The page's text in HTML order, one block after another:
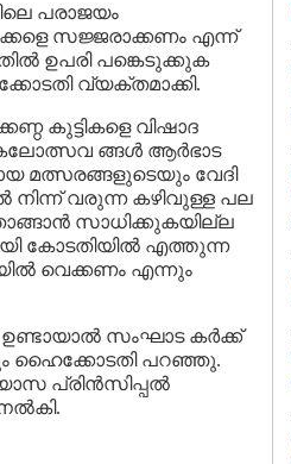
പരാജയം
സജ്ജരാക്കണം എന്ന്
ഉപരി പങ്കെടുക്കുക
വ്യക്തമാക്കി.
കുട്ടികളെ വിഷാദ
കലോത്സവ ങ്ങൾ ആർഭാട
മത്സരങ്ങളുടെയും വേദി
നിന്ന് വരുന്ന കഴിവുള്ള പല
സാധിക്കുകയില്ല
കോടതിയിൽ എത്തുന്ന
വെക്കണം എന്നും
സംഘാട കർക്ക്
ഹൈക്കോടതി പറഞ്ഞു.
പ്രിൻസിപ്പൽ
നൽകി.